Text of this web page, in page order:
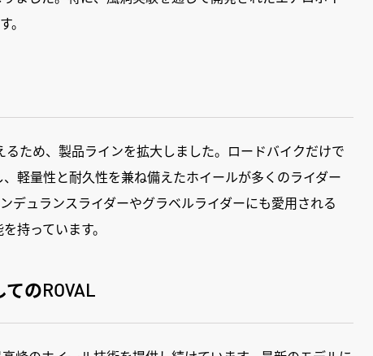
。
ため、製品ラインを拡大しました。ロードバイクだけで
軽量性と耐久性を兼ね備えたホイールが多くのライダー
デュランスライダーやグラベルライダーにも愛用される
持っています。
のROVAL